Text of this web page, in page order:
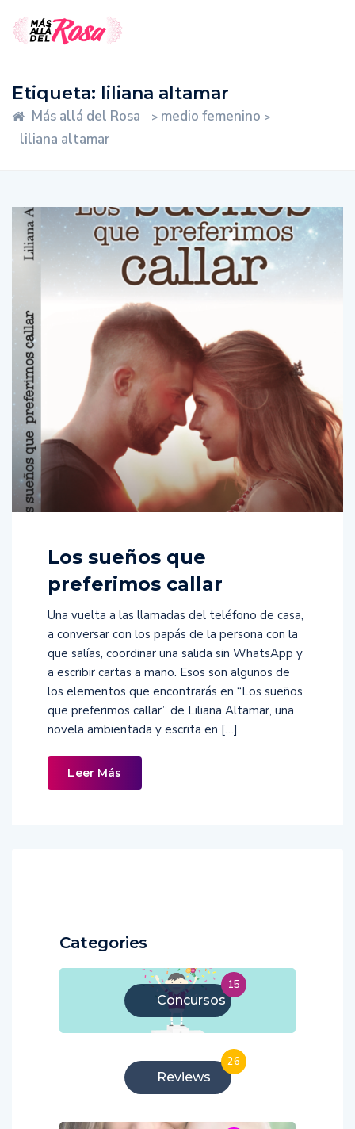
Etiqueta: liliana altamar
Más allá del Rosa > medio femenino >
liliana altamar
Los sueños que
preferimos callar
Una vuelta a las llamadas del teléfono de casa,
a conversar con los papás de la persona con la
que salías, coordinar una salida sin WhatsApp y
a escribir cartas a mano. Esos son algunos de
los elementos que encontrarás en “Los sueños
que preferimos callar” de Liliana Altamar, una
novela ambientada y escrita en […]
Leer Más
Categories
Concursos
15
Reviews
26